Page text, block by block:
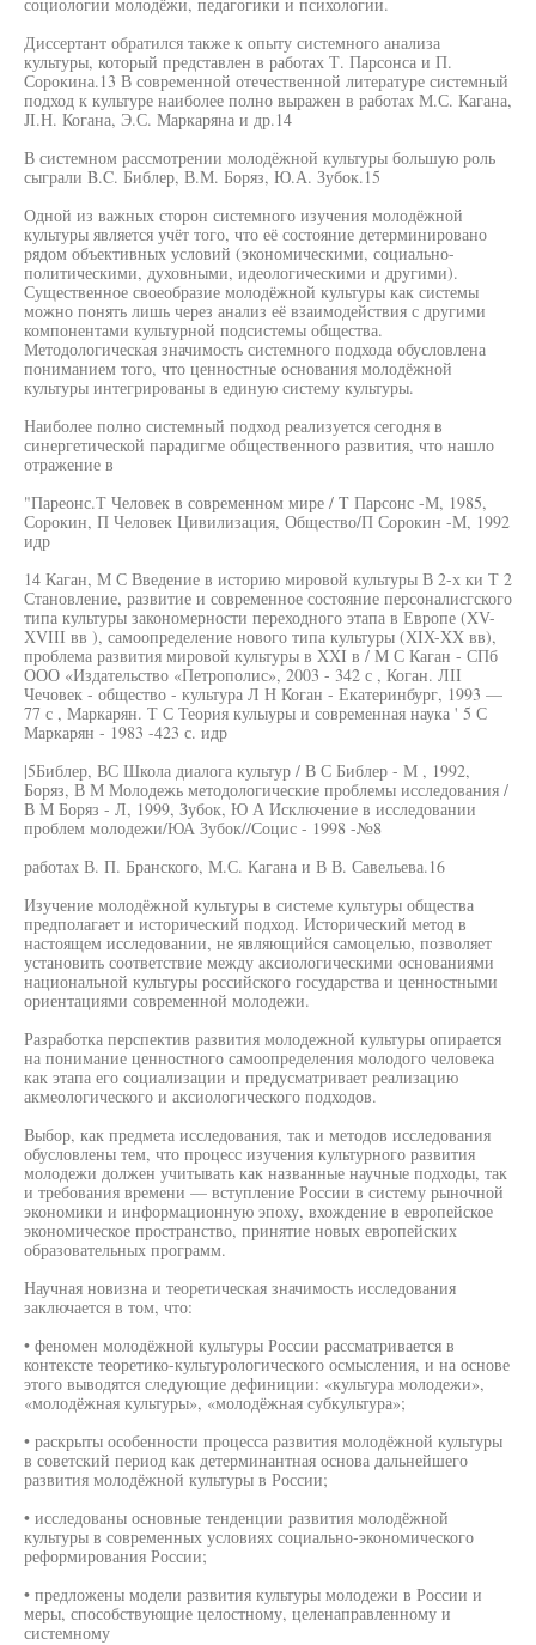
Диссертант обратился также к опыту системного анализа
культуры, который представлен в работах Т. Парсонса и П.
Сорокина.13 В современной отечественной литературе системный
подход к культуре наиболее полно выражен в работах М.С. Кагана,
JI.H. Когана, Э.С. Маркаряна и др.14
В системном рассмотрении молодёжной культуры большую роль
сыграли B.C. Библер, В.М. Боряз, Ю.А. Зубок.15
Одной из важных сторон системного изучения молодёжной
культуры является учёт того, что её состояние детерминировано
рядом объективных условий (экономическими, социально-
политическими, духовными, идеологическими и другими).
Существенное своеобразие молодёжной культуры как системы
можно понять лишь через анализ её взаимодействия с другими
компонентами культурной подсистемы общества.
Методологическая значимость системного подхода обусловлена
пониманием того, что ценностные основания молодёжной
культуры интегрированы в единую систему культуры.
Наиболее полно системный подход реализуется сегодня в
синергетической парадигме общественного развития, что нашло
отражение в
"Пареонс.Т Человек в современном мире / T Парсонс -М, 1985,
Сорокин, П Человек Цивилизация, Общество/П Сорокин -М, 1992
идр
14 Каган, М С Введение в историю мировой культуры В 2-х ки Т 2
Становление, развитие и современное состояние персоналисгского
типа культуры закономерности переходного этапа в Европе (XV-
XVIII вв ), самоопределение нового типа культуры (XIX-XX вв),
проблема развития мировой культуры в XXI в / М С Каган - СПб
ООО «Издательство «Петрополис», 2003 - 342 с , Коган. ЛII
Чечовек - общество - культура Л Н Коган - Екатеринбург, 1993 —
77 с , Маркарян. Т С Теория кулыуры и современная наука ' 5 С
Маркарян - 1983 -423 с. идр
|5Библер, ВС Школа диалога культур / В С Библер - М , 1992,
Боряз, В М Молодежь методологические проблемы исследования /
В М Боряз - Л, 1999, Зубок, Ю А Исключение в исследовании
проблем молодежи/ЮА Зубок//Социс - 1998 -№8
работах В. П. Бранского, М.С. Кагана и В В. Савельева.16
Изучение молодёжной культуры в системе культуры общества
предполагает и исторический подход. Исторический метод в
настоящем исследовании, не являющийся самоцелью, позволяет
установить соответствие между аксиологическими основаниями
национальной культуры российского государства и ценностными
ориентациями современной молодежи.
Разработка перспектив развития молодежной культуры опирается
на понимание ценностного самоопределения молодого человека
как этапа его социализации и предусматривает реализацию
акмеологического и аксиологического подходов.
Выбор, как предмета исследования, так и методов исследования
обусловлены тем, что процесс изучения культурного развития
молодежи должен учитывать как названные научные подходы, так
и требования времени — вступление России в систему рыночной
экономики и информационную эпоху, вхождение в европейское
экономическое пространство, принятие новых европейских
образовательных программ.
Научная новизна и теоретическая значимость исследования
заключается в том, что:
• феномен молодёжной культуры России рассматривается в
контексте теоретико-культурологического осмысления, и на основе
этого выводятся следующие дефиниции: «культура молодежи»,
«молодёжная культуры», «молодёжная субкультура»;
• раскрыты особенности процесса развития молодёжной культуры
в советский период как детерминантная основа дальнейшего
развития молодёжной культуры в России;
• исследованы основные тенденции развития молодёжной
культуры в современных условиях социально-экономического
реформирования России;
• предложены модели развития культуры молодежи в России и
меры, способствующие целостному, целенаправленному и
системному